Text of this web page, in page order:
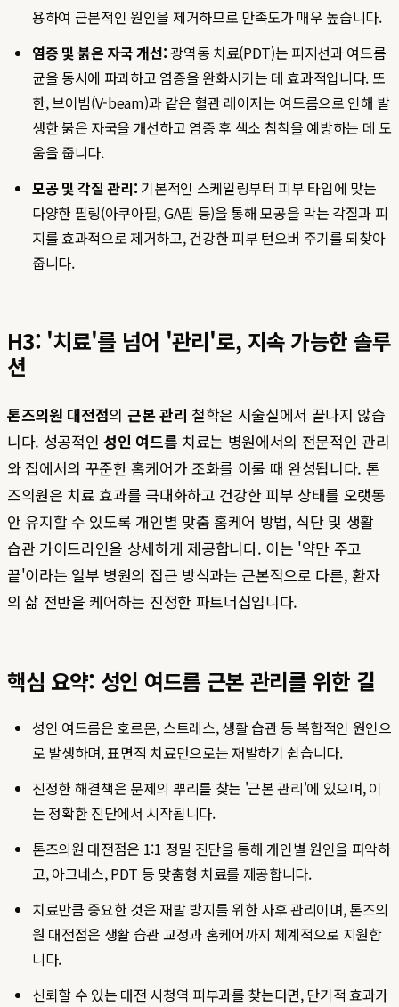
용하여 근본적인 원인을 제거하므로 만족도가 매우 높습니다.
염증 및 붉은 자국 개선:광역동 치료(PDT)는 피지선과 여드름
균을 동시에 파괴하고 염증을 완화시키는 데 효과적입니다. 또
한, 브이빔(V-beam)과 같은 혈관 레이저는 여드름으로 인해 발
생한 붉은 자국을 개선하고 염증 후 색소 침착을 예방하는 데 도
움을 줍니다.
모공 및 각질 관리: 기본적인 스케일링부터 피부 타입에 맞는
다양한 필링(아쿠아필, GA필 등)을 통해 모공을 막는 각질과 피
지를 효과적으로 제거하고, 건강한 피부 턴오버 주기를 되찾아
줍니다.
H3: '치료'를 넘어 '관리'로, 지속 가능한 솔루
션
톤즈의원 대전점의 근본 관리 철학은 시술실에서 끝나지 않습
니다. 성공적인성인 여드름 치료는 병원에서의 전문적인 관리
와 집에서의 꾸준한 홈케어가 조화를 이룰 때 완성됩니다. 톤
즈의원은 치료 효과를 극대화하고 건강한 피부 상태를 오랫동
안 유지할 수 있도록 개인별 맞춤 홈케어 방법, 식단 및 생활
습관 가이드라인을 상세하게 제공합니다. 이는 '약만 주고
끝'이라는 일부 병원의 접근 방식과는 근본적으로 다른, 환자
의 삶 전반을 케어하는 진정한 파트너십입니다.
핵심 요약: 성인 여드름 근본 관리를 위한 길
성인 여드름은 호르몬, 스트레스, 생활 습관 등 복합적인 원인으
로 발생하며, 표면적 치료만으로는 재발하기 쉽습니다.
진정한 해결책은 문제의 뿌리를 찾는 '근본 관리'에 있으며, 이
는 정확한 진단에서 시작됩니다.
톤즈의원 대전점은 1:1 정밀 진단을 통해 개인별 원인을 파악하
고, 아그네스, PDT 등 맞춤형 치료를 제공합니다.
치료만큼 중요한 것은 재발 방지를 위한 사후 관리이며, 톤즈의
원 대전점은 생활 습관 교정과 홈케어까지 체계적으로 지원합
니다.
신뢰할 수 있는 대전 시청역 피부과를 찾는다면, 단기적 효과가